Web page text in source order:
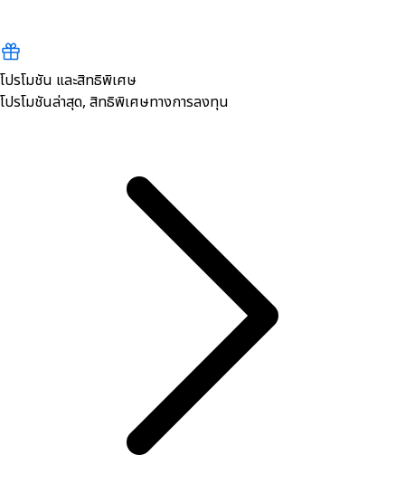
โปรโมชัน และสิทธิพิเศษ
โปรโมชันล่าสุด, สิทธิพิเศษทางการลงทุน